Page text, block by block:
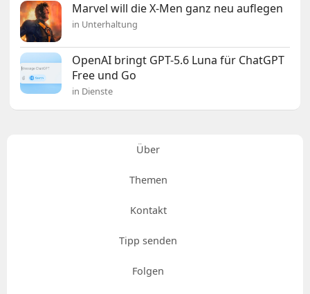
Marvel will die X-Men ganz neu auflegen
in Unterhaltung
OpenAI bringt GPT-5.6 Luna für ChatGPT
Free und Go
in Dienste
Über
Themen
Kontakt
Tipp senden
Folgen